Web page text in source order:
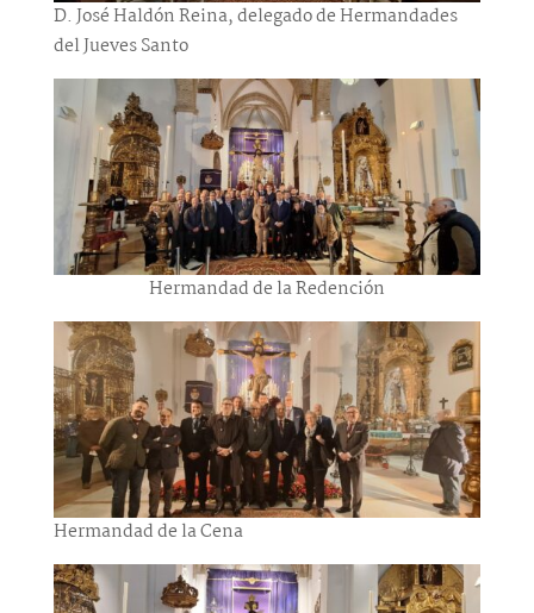
D. José Haldón Reina, delegado de Hermandades
del Jueves Santo
Hermandad de la Redención
Hermandad de la Cena